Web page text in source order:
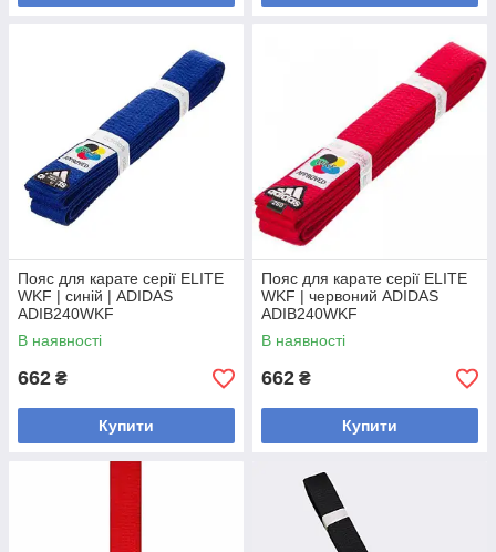
Пояс для карате серії ELITE
WKF | синій | ADIDAS
ADIB240WKF
В наявності
662 ₴
Купити
Пояс для карате серії ELITE
WKF | червоний ADIDAS
ADIB240WKF
В наявності
662 ₴
Купити